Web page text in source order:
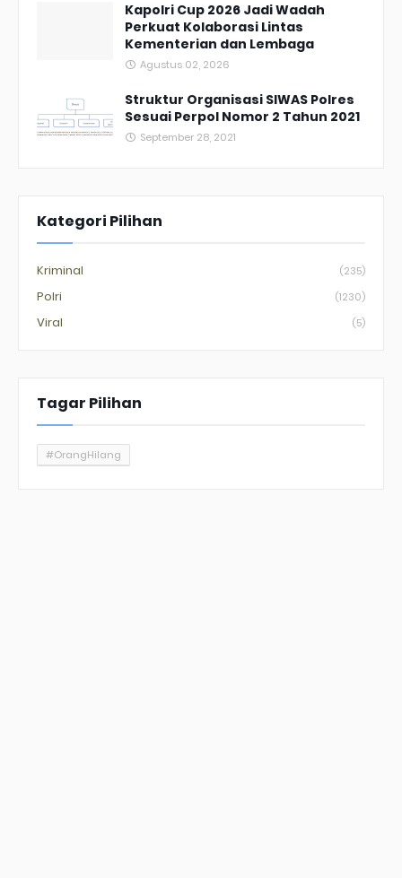
Kapolri Cup 2026 Jadi Wadah
Perkuat Kolaborasi Lintas
Kementerian dan Lembaga
Agustus 02, 2026
Struktur Organisasi SIWAS Polres
Sesuai Perpol Nomor 2 Tahun 2021
September 28, 2021
Kategori Pilihan
Kriminal (235)
Polri (1230)
Viral (5)
Tagar Pilihan
#OrangHilang